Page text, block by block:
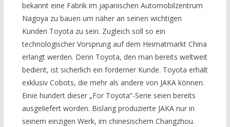
bekannt eine Fabrik im japanischen Automobilzentrum
Nagoya zu bauen um näher an seinen wichtigen
Kunden Toyota zu sein. Zugleich soll so ein
technologischer Vorsprung auf dem Heimatmarkt China
erlangt werden. Denn Toyota, den man bereits weltweit
bedient, ist sicherlich ein forderner Kunde. Toyota erhält
exklusiv Cobots, die mehr als andere von JAKA können.
Einie hundert dieser „For Toyota“-Serie seien bereits
ausgeliefert worden. Bislang produzierte JAKA nur in
seinem einzigen Werk, im chinesischem Changzhou.